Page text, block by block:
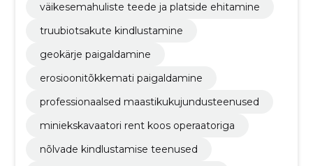
väikesemahuliste teede ja platside ehitamine
truubiotsakute kindlustamine
geokärje paigaldamine
erosioonitõkkemati paigaldamine
professionaalsed maastikukujundusteenused
miniekskavaatori rent koos operaatoriga
nõlvade kindlustamise teenused